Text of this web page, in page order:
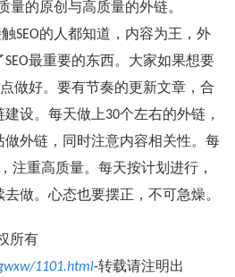
量的原创与高质量的外链。
SEO的人都知道，内容为王，外
最重要的东西。大家如果想要
做好。要有节奏的更新文章，合
设。每天做上30个左右的外链，
外链，同时注意内容相关性。每
注重高质量。每天按计划进行，
做。心态也要摆正，不可急燥。
所有
1101.html-转载请注明出